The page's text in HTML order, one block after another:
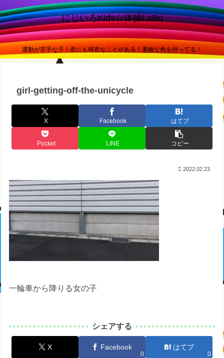
にじいろKids☆体操LaBo
運動が苦手な子！君にも得意なことがある！素敵な色を持ってる！
girl-getting-off-the-unicycle
X Facebook はてブ
Pocket LINE コピー
2022.02.23
一輪車から降りる女の子
シェアする
X Facebook
0
はてブ
0